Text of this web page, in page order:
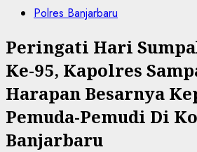
Polres Banjarbaru
Peringati Hari
Ke-95, Kapolres
Harapan Besarnya
Pemuda-Pemudi Di
Banjarbaru